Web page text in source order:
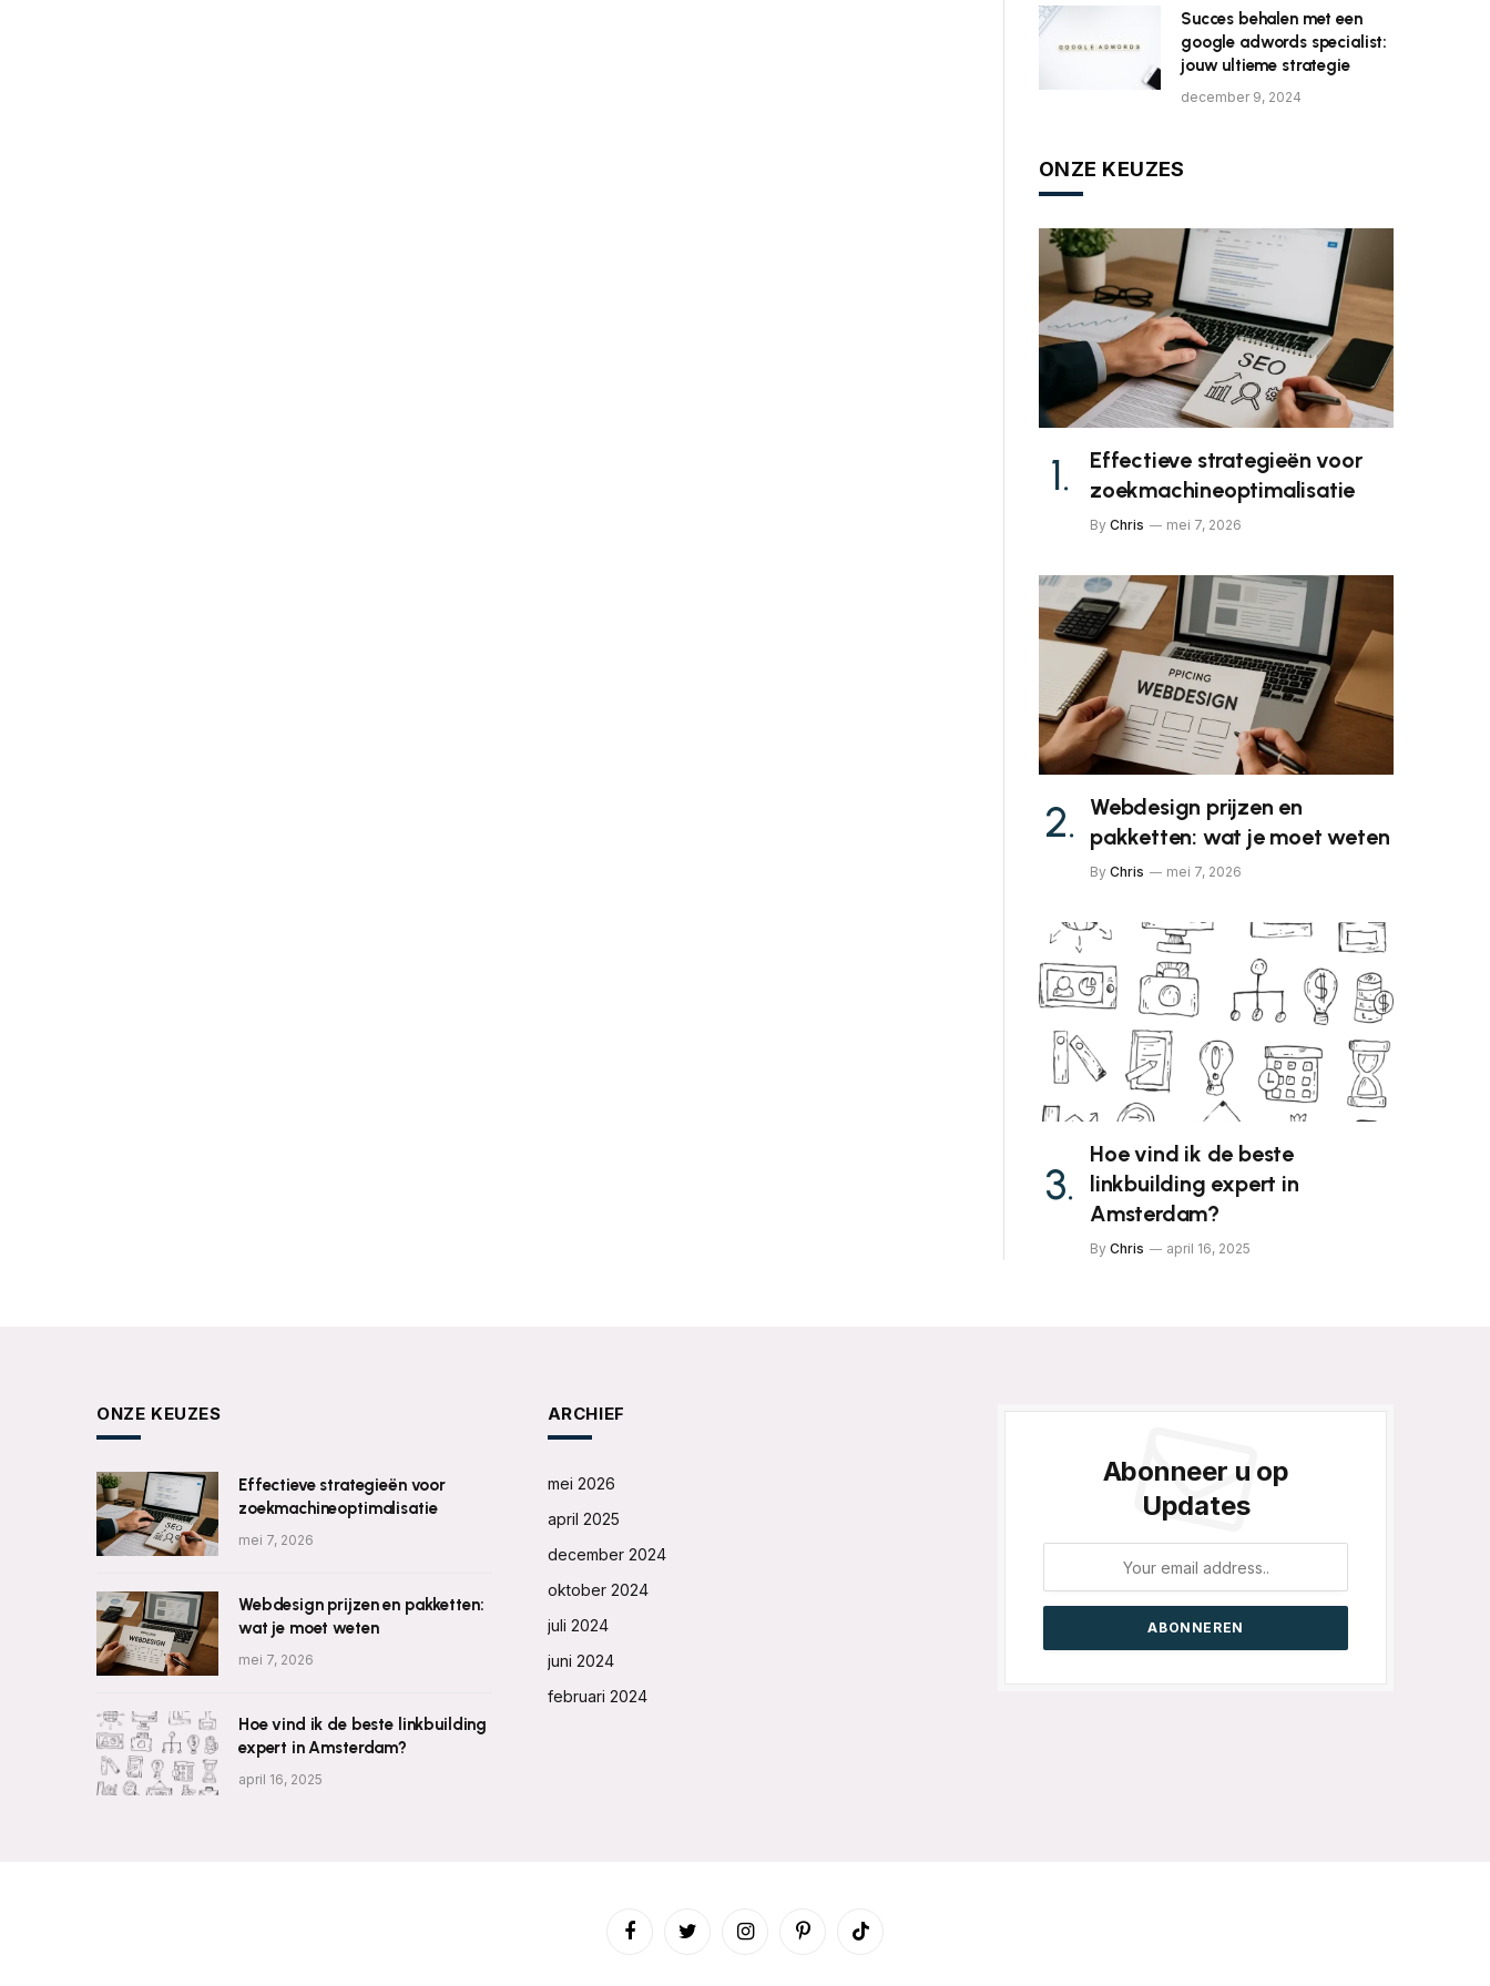
Succes behalen met een
google adwords specialist:
jouw ultieme strategie
december 9, 2024
ONZE KEUZES
Effectieve strategieën voor
zoekmachineoptimalisatie
By Chris mei 7, 2026
Webdesign prijzen en
pakketten: wat je moet weten
By Chris mei 7, 2026
Hoe vind ik de beste
linkbuilding expert in
Amsterdam?
By Chris april 16, 2025
ONZE KEUZES
Effectieve strategieën voor
zoekmachineoptimalisatie
mei 7, 2026
Webdesign prijzen en pakketten:
wat je moet weten
mei 7, 2026
Hoe vind ik de beste linkbuilding
expert in Amsterdam?
april 16, 2025
ARCHIEF
mei 2026
april 2025
december 2024
oktober 2024
juli 2024
juni 2024
februari 2024
Abonneer u op
Updates
FacebookTwitter InstagramPinterestTikTok